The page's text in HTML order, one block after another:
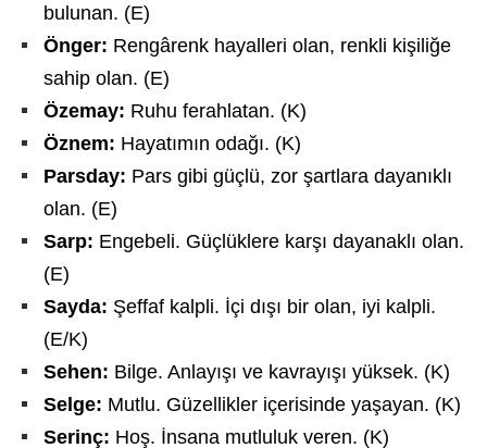
bulunan. (E)
Önger: Rengârenk hayalleri olan, renkli kişiliğe
sahip olan. (E)
Özemay: Ruhu ferahlatan. (K)
Öznem: Hayatımın odağı. (K)
Parsday: Pars gibi güçlü, zor şartlara dayanıklı
olan. (E)
Sarp: Engebeli. Güçlüklere karşı dayanaklı olan.
(E)
Sayda: Şeffaf kalpli. İçi dışı bir olan, iyi kalpli.
(E/K)
Sehen: Bilge. Anlayışı ve kavrayışı yüksek. (K)
Selge: Mutlu. Güzellikler içerisinde yaşayan. (K)
Serinç: Hoş. İnsana mutluluk veren. (K)